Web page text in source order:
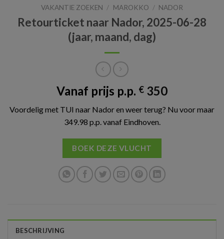
VAKANTIE ZOEKEN / MAROKKO / NADOR
Retourticket naar Nador, 2025-06-28
(jaar, maand, dag)
Vanaf prijs p.p. € 350
Voordelig met TUI naar Nador en weer terug? Nu voor maar
349.98 p.p. vanaf Eindhoven.
BOEK DEZE VLUCHT
BESCHRIJVING